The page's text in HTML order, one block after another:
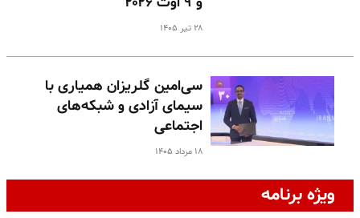
۲۸ تیر ۱۴۰۵
سی‌امین گلریزان همیاری با
سیمای آزادی و شبکه‌های
اجتماعی
۱۸ مرداد ۱۴۰۵
ویژه برنامه